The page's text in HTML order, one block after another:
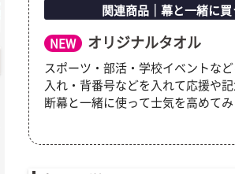
関連商品｜幕と一緒に買
NEW
オリジナルタオル
スポーツ・部活・学校イベントな
入れ・背番号などを入れて応援や
断幕と一緒に使って士気を高めて